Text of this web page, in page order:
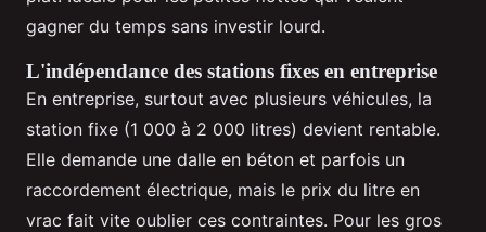
gagner du temps sans investir lourd.
L'indépendance des stations fixes en entreprise
En entreprise, surtout avec plusieurs véhicules, la
station fixe (1 000 à 2 000 litres) devient rentable.
Elle demande une dalle en béton et parfois un
raccordement électrique, mais le prix du litre en
vrac fait vite oublier ces contraintes. Pour les gros